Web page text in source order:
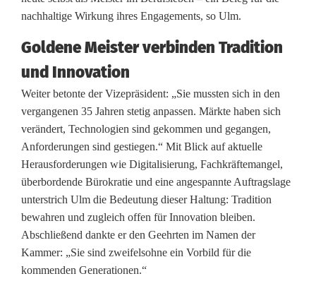
e
i
h
t
3
0
G
o
l
d
e
nachhaltige Wirkung ihres Engagements, so Ulm.
Goldene Meister verbinden Tradition
und Innovation
Weiter betonte der Vizepräsident: „Sie mussten sich in den
vergangenen 35 Jahren stetig anpassen. Märkte haben sich
verändert, Technologien sind gekommen und gegangen,
Anforderungen sind gestiegen.“ Mit Blick auf aktuelle
Herausforderungen wie Digitalisierung, Fachkräftemangel,
überbordende Bürokratie und eine angespannte Auftragslage
unterstrich Ulm die Bedeutung dieser Haltung: Tradition
bewahren und zugleich offen für Innovation bleiben.
Abschließend dankte er den Geehrten im Namen der
Kammer: „Sie sind zweifelsohne ein Vorbild für die
kommenden Generationen.“